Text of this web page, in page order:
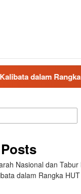
HUT Ke-40
Nasional dan Tabur
dalam Rangka